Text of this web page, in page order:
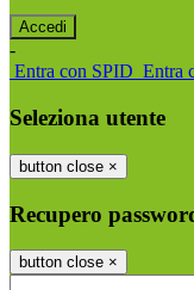
-
Entra con SPID Entra
Seleziona utente
button close ×
Recupero
button close ×